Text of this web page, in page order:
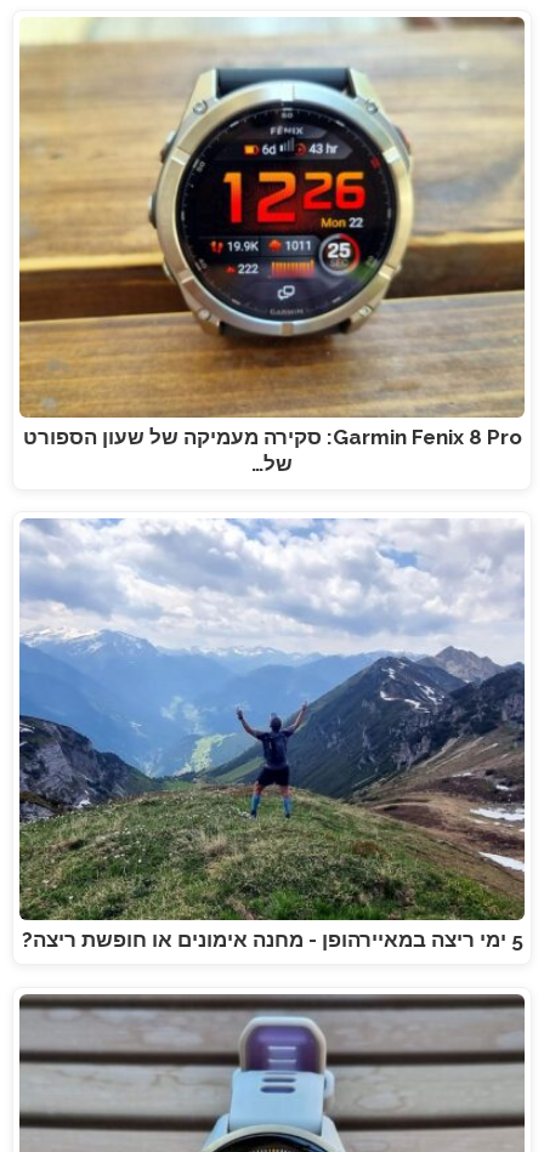
Garmin Fenix 8 Pro: סקירה מעמיקה של שעון הספורט
של…
5 ימי ריצה במאיירהופן - מחנה אימונים או חופשת ריצה?